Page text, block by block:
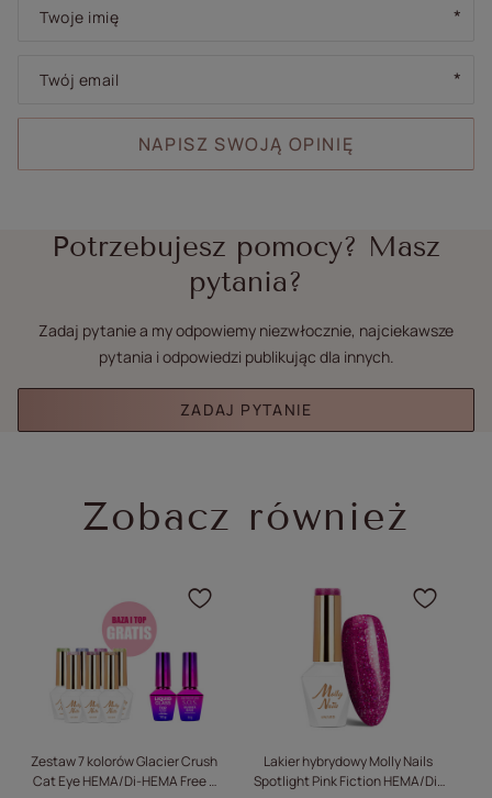
Twoje imię
Twój email
NAPISZ SWOJĄ OPINIĘ
Potrzebujesz pomocy? Masz
pytania?
Zadaj pytanie a my odpowiemy niezwłocznie, najciekawsze
pytania i odpowiedzi publikując dla innych.
ZADAJ PYTANIE
Zobacz również
Zestaw 7 kolorów Glacier Crush
Cat Eye HEMA/Di-HEMA Free +
Kliknij, aby dodać
Lakier hybrydowy Molly Nails
Spotlight Pink Fiction HEMA/Di-